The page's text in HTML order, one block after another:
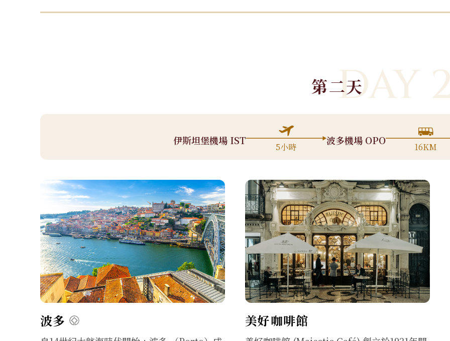
第二天DAY
伊斯坦堡機場 IST
5小時
波多機場 OPO
16KM
波多 美好咖啡館